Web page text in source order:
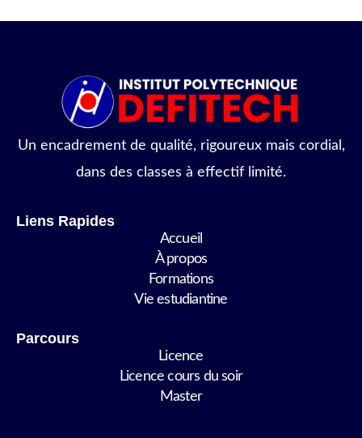
Un encadrement de qualité, rigoureux mais cordial,
dans des classes à effectif limité.
Liens Rapides
Accueil
À propos
Formations
Vie estudiantine
Parcours
Licence
Licence cours du soir
Master